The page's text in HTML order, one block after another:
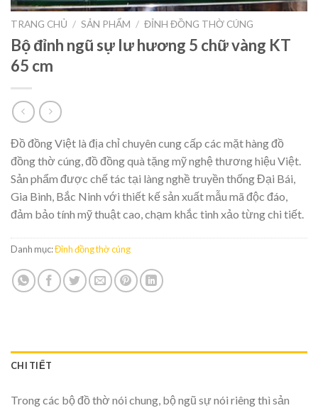
TRANG CHỦ / SẢN PHẨM / ĐỈNH ĐỒNG THỜ CÚNG
Bộ đỉnh ngũ sự lư hương 5 chữ vàng KT
65 cm
Đồ đồng Việt là địa chỉ chuyên cung cấp các mặt hàng đồ
đồng thờ cúng, đồ đồng quà tặng mỹ nghệ thương hiệu Việt.
Sản phẩm được chế tác tại làng nghề truyền thống Đại Bái,
Gia Bình, Bắc Ninh với thiết kế sản xuất mẫu mã độc đáo,
đảm bảo tính mỹ thuật cao, chạm khắc tinh xảo từng chi tiết.
Danh mục:Đỉnh đồng thờ cúng
CHI TIẾT
Trong các bộ đồ thờ nói chung, bộ ngũ sự nói riêng thì sản